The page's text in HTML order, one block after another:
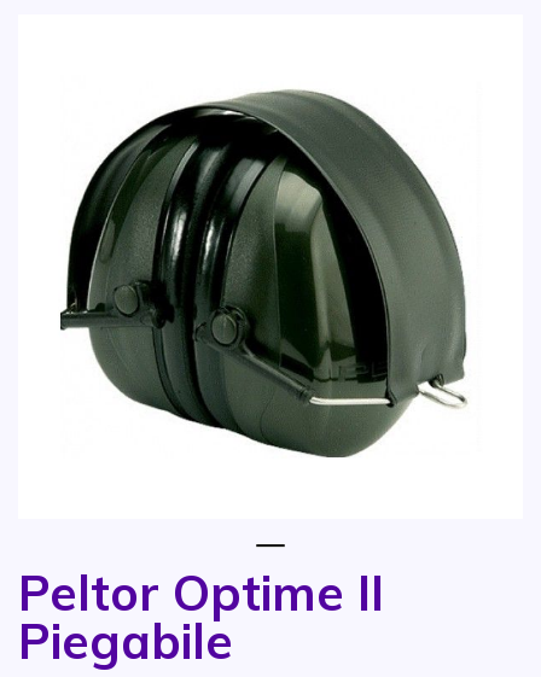
Peltor Optime II
Piegabile
Vai all'inizio della galleria di immagini